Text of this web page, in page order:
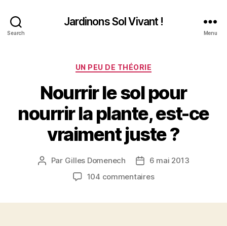
Search
Jardinons Sol Vivant !
Menu
Catégories
UN PEU DE THÉORIE
Nourrir le sol pour
nourrir la plante, est-ce
vraiment juste ?
Auteur
Par Gilles Domenech
Date
de
6 mai 2013
104 commentairessur